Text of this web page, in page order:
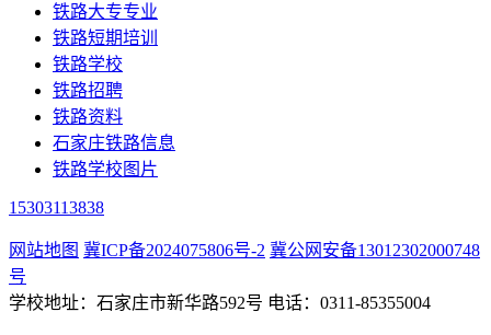
铁路大专专业
铁路短期培训
铁路学校
铁路招聘
铁路资料
石家庄铁路信息
铁路学校图片
15303113838
网站地图 冀ICP备2024075806号-2 冀公网安备13012302000748
号
学校地址：石家庄市新华路592号 电话：0311-85355004